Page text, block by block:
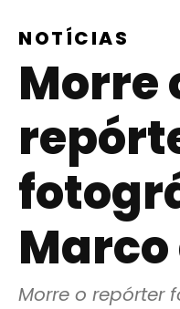
NOTÍCIAS
Morre
Marco
Morre o repórter